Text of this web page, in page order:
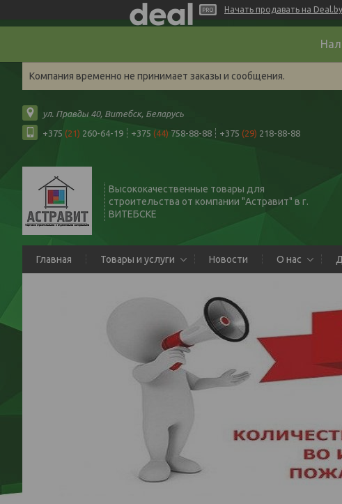
Начать продавать на Deal.by
Компания временно не принимает заказы и сообщения.
ул. Правды 40, Витебск, Беларусь
+375 (21) 260-64-19 +375 (44) 758-88-88 +375 (29) 218-88-88
Высококачественные товары для
строительства от компании "Астравит" в г.
ВИТЕБСКЕ
Главная Товары и услуги Новости О нас